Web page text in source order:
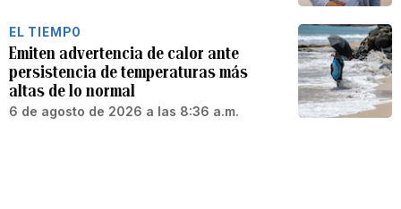
EL TIEMPO
Emiten advertencia de calor ante
persistencia de temperaturas más
altas de lo normal
6 de agosto de 2026 a las 8:36 a.m.